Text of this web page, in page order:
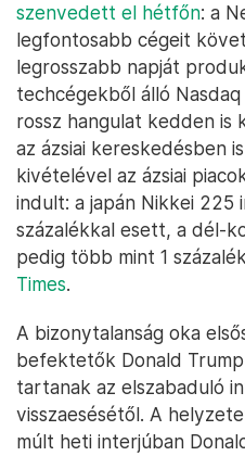
szenvedett el hétfőn: a
legfontosabb cégeit
legrosszabb napját
techcégekből álló
rossz hangulat kedden
az ázsiai kereskedésben
kivételével az ázsiai
indult: a japán Nikkei 225
százalékkal esett, a dél-
pedig több mint 1
Times.
A bizonytalanság oka
befektetők Donald
tartanak az elszabaduló
visszaesésétől. A
múlt heti interjúban